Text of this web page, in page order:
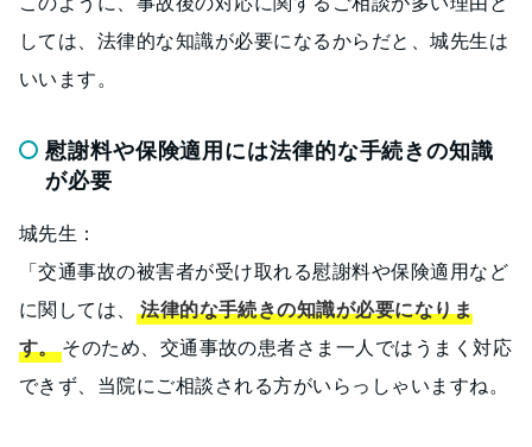
しては、法律的な知識が必要になるからだと、城先生は
いいます。
慰謝料や保険適用には法律的な手続きの知識
が必要
城先生：
「交通事故の被害者が受け取れる慰謝料や保険適用など
に関しては、
法律的な手続きの知識が必要になりま
す。 そのため、交通事故の患者さま一人ではうまく対応
できず、当院にご相談される方がいらっしゃいますね。